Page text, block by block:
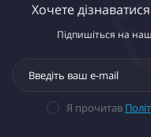
Хочете
Підпишіться на
Я прочитав